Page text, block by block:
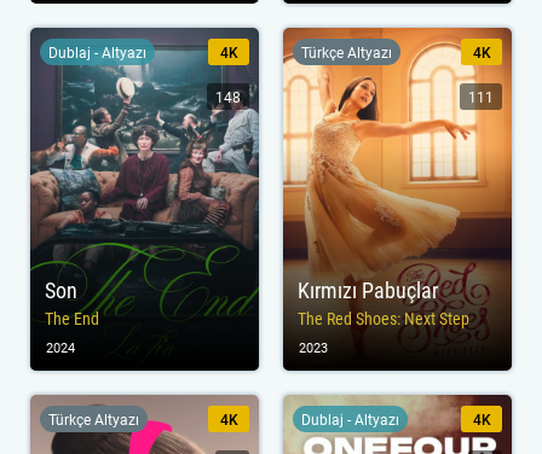
Son
The End
Dublaj - Altyazı 4K
148
2024
Kırmızı Pabuçlar
The Red Shoes: Next Step
Türkçe Altyazı 4K
111
2023
Türkçe Altyazı 4K Dublaj - Altyazı 4K